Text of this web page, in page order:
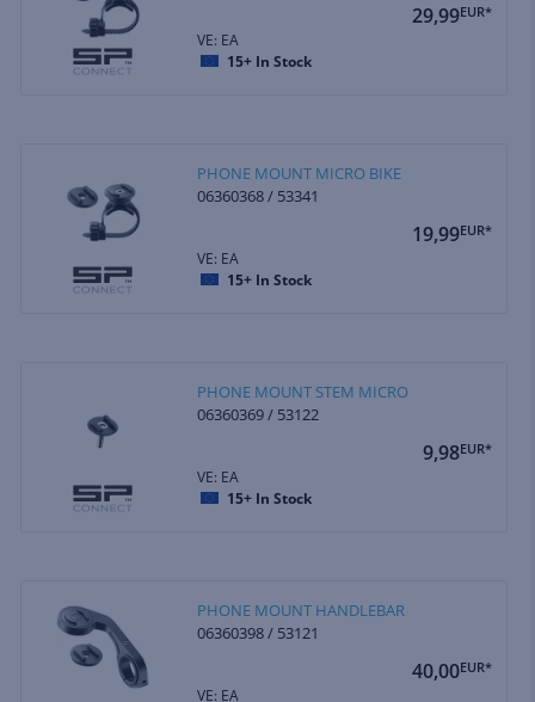
29,99EUR*
VE: EA
15+ In Stock
PHONE MOUNT MICRO BIKE
06360368 / 53341
19,99EUR*
VE: EA
15+ In Stock
PHONE MOUNT STEM MICRO
06360369 / 53122
9,98EUR*
VE: EA
15+ In Stock
PHONE MOUNT HANDLEBAR
06360398 / 53121
40,00EUR*
VE: EA